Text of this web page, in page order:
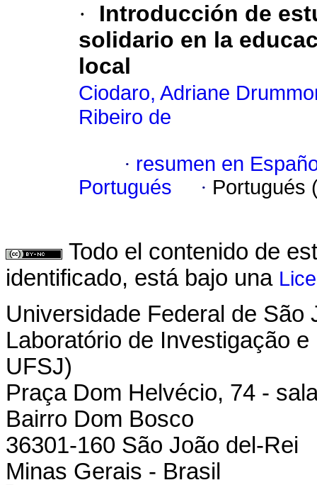
·
Introducción de
solidario en la
local
Ciodaro, Adriane
Ribeiro de
· resumen en
Portugués
· Portugués
Todo el contenido de
identificado, está bajo una
Universidade Federal de São
Laboratório de Investigação
UFSJ)
Praça Dom Helvécio, 74 -
Bairro Dom Bosco
36301-160 São João del-Rei
Minas Gerais - Brasil